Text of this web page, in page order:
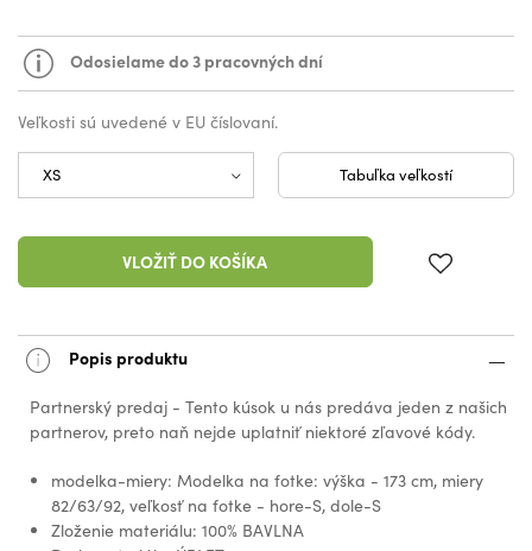
Odosielame do 3 pracovných dní
Veľkosti sú uvedené v EU číslovaní.
Tabuľka veľkostí
VLOŽIŤ DO KOŠÍKA
Popis produktu
Partnerský predaj - Tento kúsok u nás predáva jeden z našich
partnerov, preto naň nejde uplatniť niektoré zľavové kódy.
modelka-miery: Modelka na fotke: výška - 173 cm, miery
82/63/92, veľkosť na fotke - hore-S, dole-S
Zloženie materiálu: 100% BAVLNA